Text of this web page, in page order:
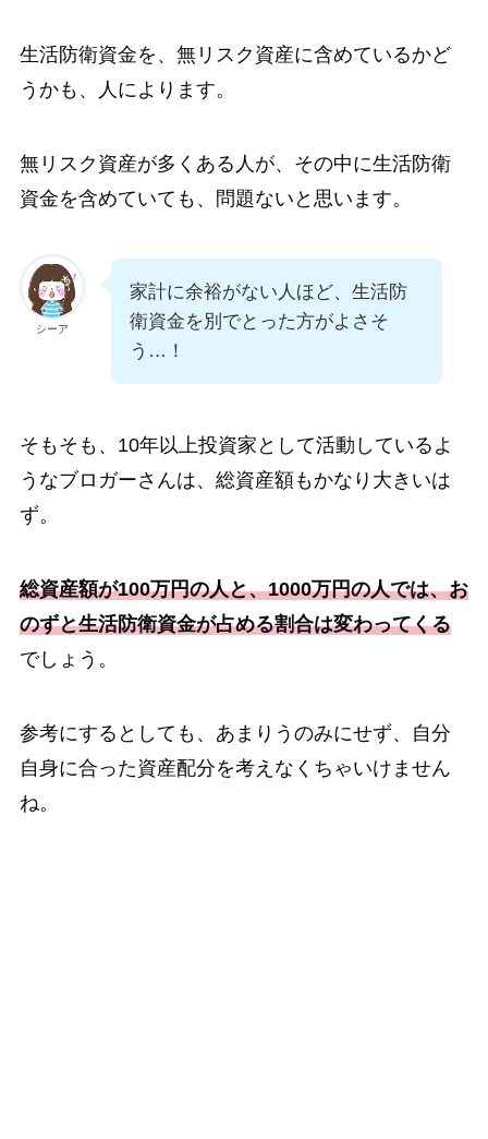
生活防衛資金を、無リスク資産に含めているかど
うかも、人によります。
無リスク資産が多くある人が、その中に生活防衛
資金を含めていても、問題ないと思います。
シーア
家計に余裕がない人ほど、生活防
衛資金を別でとった方がよさそ
う…！
そもそも、10年以上投資家として活動しているよ
うなブロガーさんは、総資産額もかなり大きいは
ず。
総資産額が100万円の人と、1000万円の人では、お
のずと生活防衛資金が占める割合は変わってくる
でしょう。
参考にするとしても、あまりうのみにせず、自分
自身に合った資産配分を考えなくちゃいけません
ね。